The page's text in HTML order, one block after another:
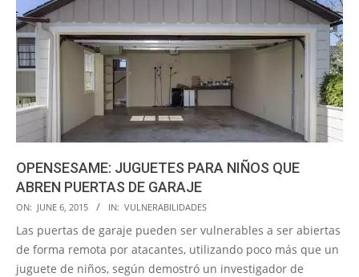
OPENSESAME: JUGUETES PARA NIÑOS QUE
ABREN PUERTAS DE GARAJE
2015-
06-
06
ON: JUNE 6, 2015 IN: VULNERABILIDADES
Las puertas de garaje pueden ser vulnerables a ser abiertas
de forma remota por atacantes, utilizando poco más que un
juguete de niños, según demostró un investigador de